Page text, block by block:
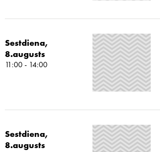
Sestdiena,
8.augusts
11:00 - 14:00
Sestdiena,
8.augusts